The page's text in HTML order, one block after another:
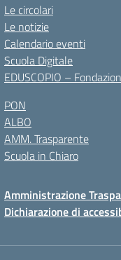
Le circolari
Le notizie
Calendario eventi
Scuola Digitale
EDUSCOPIO –
PON
ALBO
AMM. Trasparente
Scuola in Chiaro
Amministrazione
Dichiarazione di